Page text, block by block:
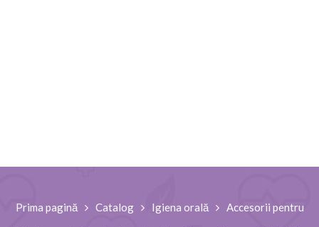
Prima pagină Catalog Igiena orală
Accesorii pentru